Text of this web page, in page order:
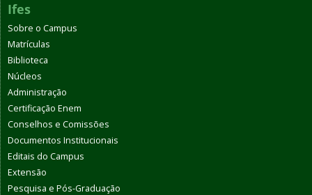
Ifes
Sobre o Campus
Matrículas
Biblioteca
Núcleos
Administração
Certificação Enem
Conselhos e Comissões
Documentos Institucionais
Editais do Campus
Extensão
Pesquisa e Pós-Graduação